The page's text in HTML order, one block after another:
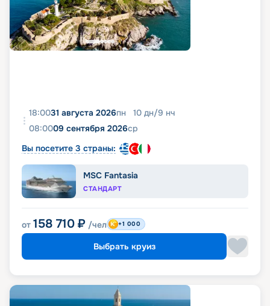
18:0031 августа 2026пн 10 дн/9 нч
08:0009 сентября 2026ср
Вы посетите 3 страны:
MSC Fantasia
СТАНДАРТ
от 158 710 ₽ /чел +1 000
Выбрать круиз